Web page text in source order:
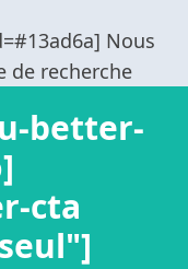
better-
cta